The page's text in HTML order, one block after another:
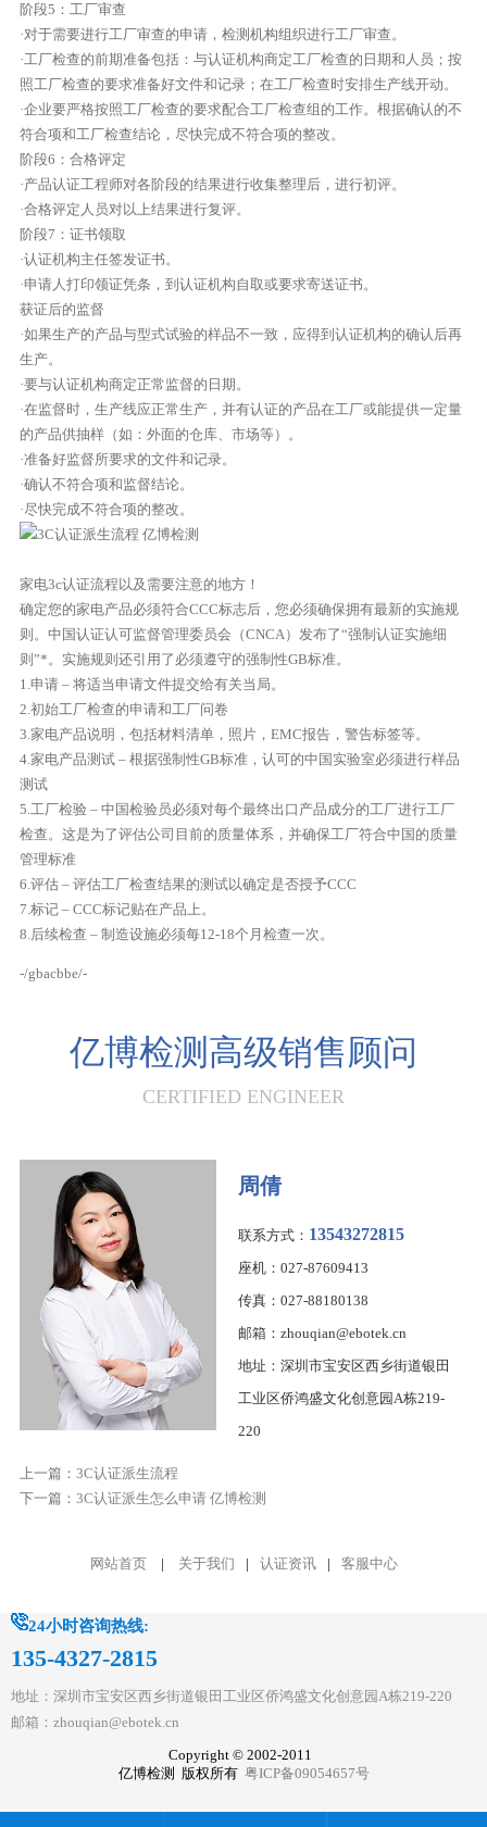
阶段5：工厂审查
·对于需要进行工厂审查的申请，检测机构组织进行工厂审查。
·工厂检查的前期准备包括：与认证机构商定工厂检查的日期和人员；按
照工厂检查的要求准备好文件和记录；在工厂检查时安排生产线开动。
·企业要严格按照工厂检查的要求配合工厂检查组的工作。根据确认的不
符合项和工厂检查结论，尽快完成不符合项的整改。
阶段6：合格评定
·产品认证工程师对各阶段的结果进行收集整理后，进行初评。
·合格评定人员对以上结果进行复评。
阶段7：证书领取
·认证机构主任签发证书。
·申请人打印领证凭条，到认证机构自取或要求寄送证书。
获证后的监督
·如果生产的产品与型式试验的样品不一致，应得到认证机构的确认后再
生产。
·要与认证机构商定正常监督的日期。
·在监督时，生产线应正常生产，并有认证的产品在工厂或能提供一定量
的产品供抽样（如：外面的仓库、市场等）。
·准备好监督所要求的文件和记录。
·确认不符合项和监督结论。
·尽快完成不符合项的整改。
家电3c认证流程以及需要注意的地方！
确定您的家电产品必须符合CCC标志后，您必须确保拥有最新的实施规
则。中国认证认可监督管理委员会（CNCA）发布了“强制认证实施细
则”*。实施规则还引用了必须遵守的强制性GB标准。
1.申请 – 将适当申请文件提交给有关当局。
2.初始工厂检查的申请和工厂问卷
3.家电产品说明，包括材料清单，照片，EMC报告，警告标签等。
4.家电产品测试 – 根据强制性GB标准，认可的中国实验室必须进行样品
测试
5.工厂检验 – 中国检验员必须对每个最终出口产品成分的工厂进行工厂
检查。这是为了评估公司目前的质量体系，并确保工厂符合中国的质量
管理标准
6.评估 – 评估工厂检查结果的测试以确定是否授予CCC
7.标记 – CCC标记贴在产品上。
8.后续检查 – 制造设施必须每12-18个月检查一次。
-/gbacbbe/-
亿博检测高级销售顾问
CERTIFIED ENGINEER
周倩
联系方式： 13543272815
座机：027-87609413
传真：027-88180138
邮箱：zhouqian@ebotek.cn
地址：深圳市宝安区西乡街道银田
工业区侨鸿盛文化创意园A栋219-
220
上一篇： 3C认证派生流程
下一篇： 3C认证派生怎么申请 亿博检测
网站首页 | 关于我们 | 认证资讯 | 客服中心
24小时咨询热线:
135-4327-2815
地址：深圳市宝安区西乡街道银田工业区侨鸿盛文化创意园A栋219-220
邮箱：zhouqian@ebotek.cn
Copyright © 2002-2011
亿博检测 版权所有 粤ICP备09054657号